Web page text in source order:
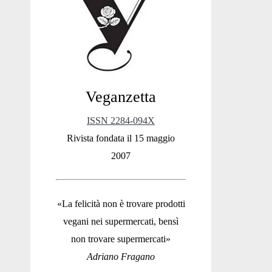
Sidebar
Veganzetta
ISSN 2284-094X
Rivista fondata il 15 maggio
2007
«La felicità non è trovare prodotti
vegani nei supermercati, bensì
non trovare supermercati»
Adriano Fragano